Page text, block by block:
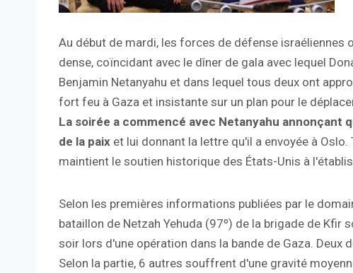
Au début de mardi, les forces de défense israéliennes
dense, coïncidant avec le dîner de gala avec lequel
Benjamin Netanyahu et dans lequel tous deux ont
fort feu à Gaza et insistante sur un plan pour le
La soirée a commencé avec Netanyahu annonçant
de la paix et lui donnant la lettre qu'il a envoyée à
maintient le soutien historique des États-Unis à
Selon les premières informations publiées par le
bataillon de Netzah Yehuda (97º) de la brigade de
soir lors d'une opération dans la bande de Gaza.
Selon la partie, 6 autres souffrent d'une gravité